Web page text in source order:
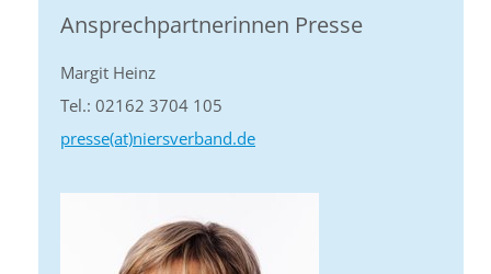
Ansprechpartnerinnen Presse
Margit Heinz
Tel.: 02162 3704 105
presse(at)niersverband.de